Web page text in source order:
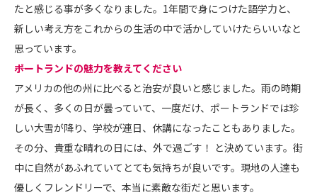
たと感じる事が多くなりました。1年間で身につけた語学力と、
新しい考え方をこれからの生活の中で活かしていけたらいいなと
思っています。
――ポートランドの魅力を教えてください
アメリカの他の州に比べると治安が良いと感じました。雨の時期
が長く、多くの日が曇っていて、一度だけ、ポートランドでは珍
しい大雪が降り、学校が連日、休講になったこともありました。
その分、貴重な晴れの日には、外で過ごす！ と決めています。街
中に自然があふれていてとても気持ちが良いです。現地の人達も
優しくフレンドリーで、本当に素敵な街だと思います。